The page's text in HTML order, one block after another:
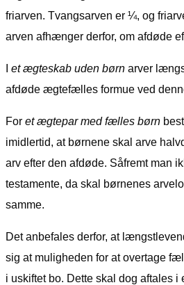
friarven. Tvangsarven er ¼, og
arven afhænger derfor, om afdøde
et ægteskab uden børn arver
afdøde ægtefælles formue ved
For et ægtepar med fælles børn
imidlertid, at børnene skal arve
arv efter den afdøde. Såfremt man
testamente, da skal børnenes
samme.
Det anbefales derfor, at
sig at muligheden for at overtage
i uskiftet bo. Dette skal dog aftales i